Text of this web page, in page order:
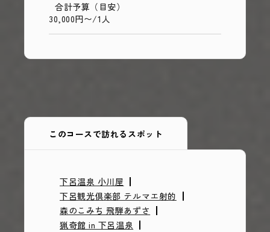
合計予算（目安）
30,000円〜/1人
このコースで訪れるスポット
下呂温泉 小川屋
下呂観光倶楽部 テルマエ射的
森のこみち 飛騨あずさ
猟奇館 in 下呂温泉